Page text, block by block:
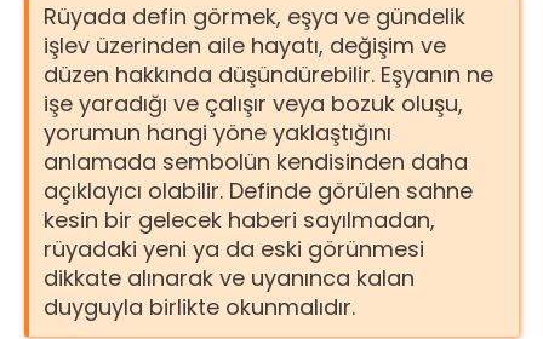
Rüyada defin görmek, eşya ve gündelik
işlev üzerinden aile hayatı, değişim ve
düzen hakkında düşündürebilir. Eşyanın ne
işe yaradığı ve çalışır veya bozuk oluşu,
yorumun hangi yöne yaklaştığını
anlamada sembolün kendisinden daha
açıklayıcı olabilir. Definde görülen sahne
kesin bir gelecek haberi sayılmadan,
rüyadaki yeni ya da eski görünmesi
dikkate alınarak ve uyanınca kalan
duyguyla birlikte okunmalıdır.